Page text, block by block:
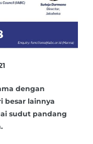
dengan
besar lainnya
sudut pandang